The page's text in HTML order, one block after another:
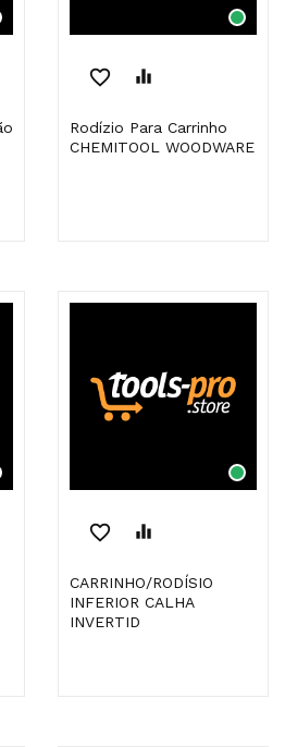
favorite_border equalizer
Rodízio Para Carrinho
CHEMITOOL WOODWARE
favorite_border equalizer
CARRINHO/RODÍSIO
INFERIOR CALHA
INVERTID